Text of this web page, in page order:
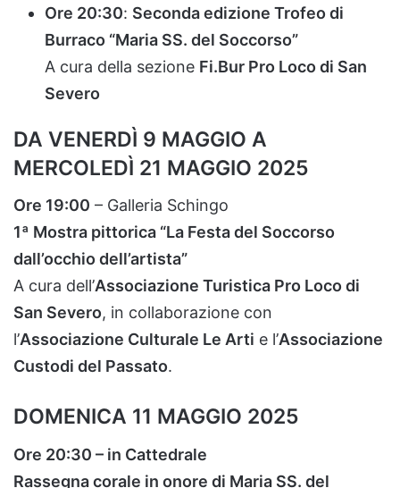
Ore 20:30: Secondaedizione Trofeo di
Burraco “Maria SS. del Soccorso”
A cura della sezione Fi.Bur Pro Loco di San
Severo
DA VENERDÌ 9 MAGGIO A
MERCOLEDÌ 21 MAGGIO 2025
Ore 19:00 – Galleria Schingo
1ª Mostra pittorica “La Festadel Soccorso
dall’occhio dell’artista”
A cura dell’Associazione Turistica Pro Loco di
San Severo, in collaborazione con
l’Associazione Culturale Le Arti e l’Associazione
Custodi del Passato.
DOMENICA 11 MAGGIO 2025
Ore 20:30 – in Cattedrale
Rassegnacorale in onore di Maria SS. del